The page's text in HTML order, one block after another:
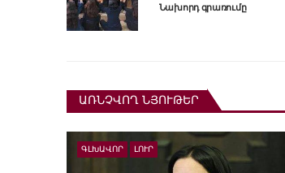
Նախորդ գրառումը
ԱՌՆՉՎՈՂ ՆՅՈՒԹԵՐ
ԳԼԽԱՎՈՐ ԼՈՒՐ